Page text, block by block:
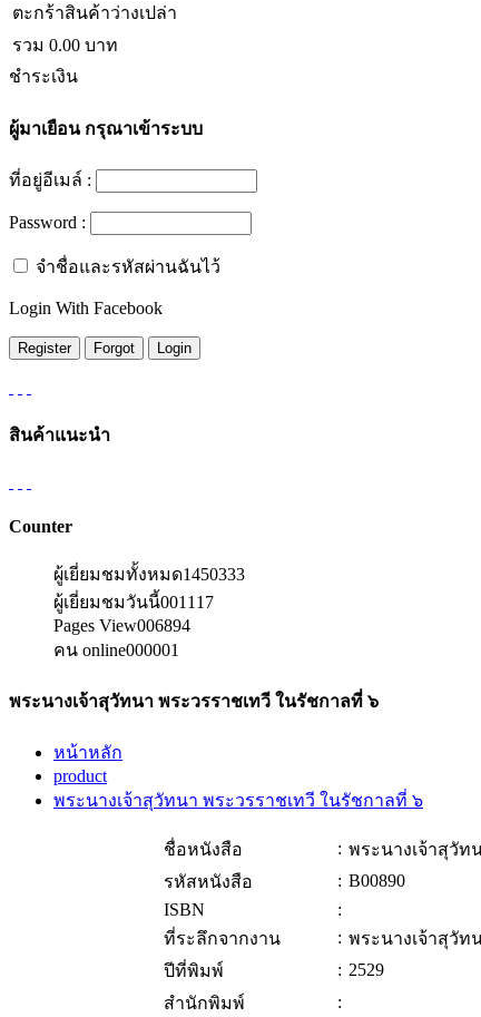
ตะกร้าสินค้าว่างเปล่า
รวม 0.00 บาท
ชำระเงิน
ผู้มาเยือนกรุณาเข้าระบบ
ที่อยู่อีเมล์ :
Password :
จำชื่อและรหัสผ่านฉันไว้
Login With Facebook
สินค้าแนะนำ
Counter
ผู้เยี่ยมชมทั้งหมด1450333
ผู้เยี่ยมชมวันนี้001117
Pages View006894
คน online000001
พระนางเจ้าสุวัทนา พระวรราชเทวี ในรัชกาลที่ ๖
หน้าหลัก
product
พระนางเจ้าสุวัทนา พระวรราชเทวี ในรัชกาลที่ ๖
ชื่อหนังสือ : พระนางเจ้าสุวัท
รหัสหนังสือ
: B00890
ISBN
:
ที่ระลึกจากงาน
: พระนางเจ้าสุวัท
ปีที่พิมพ์
: 2529
สำนักพิมพ์
: